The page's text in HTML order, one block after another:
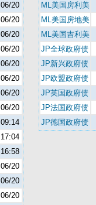
06/20
06/20
06/20
06/20
06/20
06/20
06/20
06/20
09:14
17:04
16:58
06/20
06/20
06/20
ML美国房利美
ML美国房地美
ML美国吉利美
JP全球政府债
JP新兴政府债
JP欧盟政府债
JP英国政府债
JP法国政府债
JP德国政府债